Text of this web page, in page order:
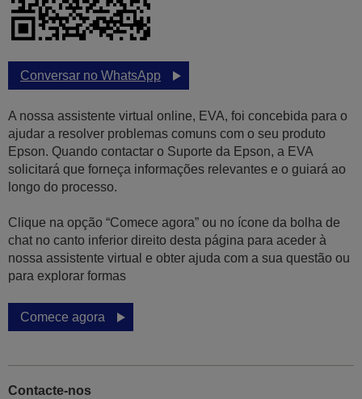
Conversar no WhatsApp
A nossa assistente virtual online, EVA, foi concebida para o
ajudar a resolver problemas comuns com o seu produto
Epson. Quando contactar o Suporte da Epson, a EVA
solicitará que forneça informações relevantes e o guiará ao
longo do processo.
Clique na opção “Comece agora” ou no ícone da bolha de
chat no canto inferior direito desta página para aceder à
nossa assistente virtual e obter ajuda com a sua questão ou
para explorar formas
Comece agora
Contacte-nos